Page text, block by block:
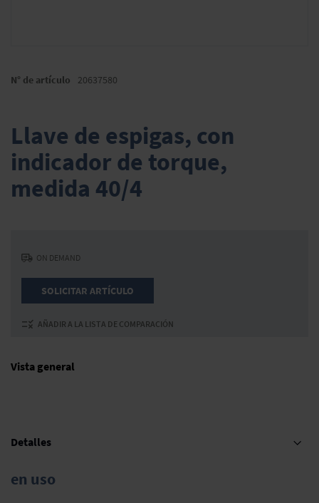
al
galería
de
imágenes
Llave de espigas, con
indicador de torque,
medida 40/4
Vista general
N° de artículo 20637580
ON DEMAND
SOLICITAR ARTÍCULO
AÑADIR A LA LISTA DE COMPARACIÓN
Detalles
en uso